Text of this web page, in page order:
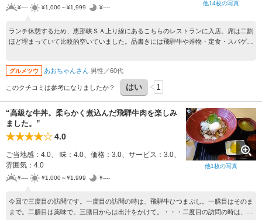
他14枚の写真
¥---- ¥1,000～¥1,999 ¥----
ランチ休憩するため、恵那峡ＳＡ上り線にあるこちらのレストランに入店。席は二割
ほど埋まっていて比較的空いていました。品書きには飛騨牛や丼物・定食・スパゲッ
かなかの美味。天ぷらは衣がサクサクしていて具材の旨みがいっぱい。そばはコシが
ありのど越しも良い。このメニューを選んで大正解！会計の際、レジの壁にはマスコ
ミや著名人の色紙も飾ってありました。やはり、人気のあるレストラン。
グルメツウ あおちゃんさん 男性／60代
このクチコミは参考になりましたか？ はい 1
他1枚の写真
“高級な牛丼。柔らかく煮込んだ飛騨牛肉を楽しみ
ました。”
4.0
ご当地感：4.0、 味：4.0、価格：3.0、サービス：3.0、
雰囲気：4.0
¥---- ¥1,000～¥1,999 ¥----
今回で三度目の訪問です。一度目の訪問の時は、飛騨牛ひつまぶし。一膳目はそのま
まで。二膳目は薬味で。三膳目からは出汁をかけて。・・・二度目の訪問の時は、飛